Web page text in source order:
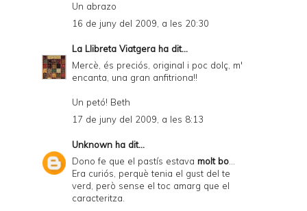
Un abrazo
16 de juny del 2009, a les 20:30
La Llibreta Viatgera ha dit...
Mercè, és preciós, original i poc dolç, m'
encanta, una gran anfitriona!!
Un petó! Beth
17 de juny del 2009, a les 8:13
Unknown ha dit...
Dono fe que el pastís estava molt bo
Era curiós, perquè tenia el gust del te
verd, però sense el toc amarg que el
caracteritza.